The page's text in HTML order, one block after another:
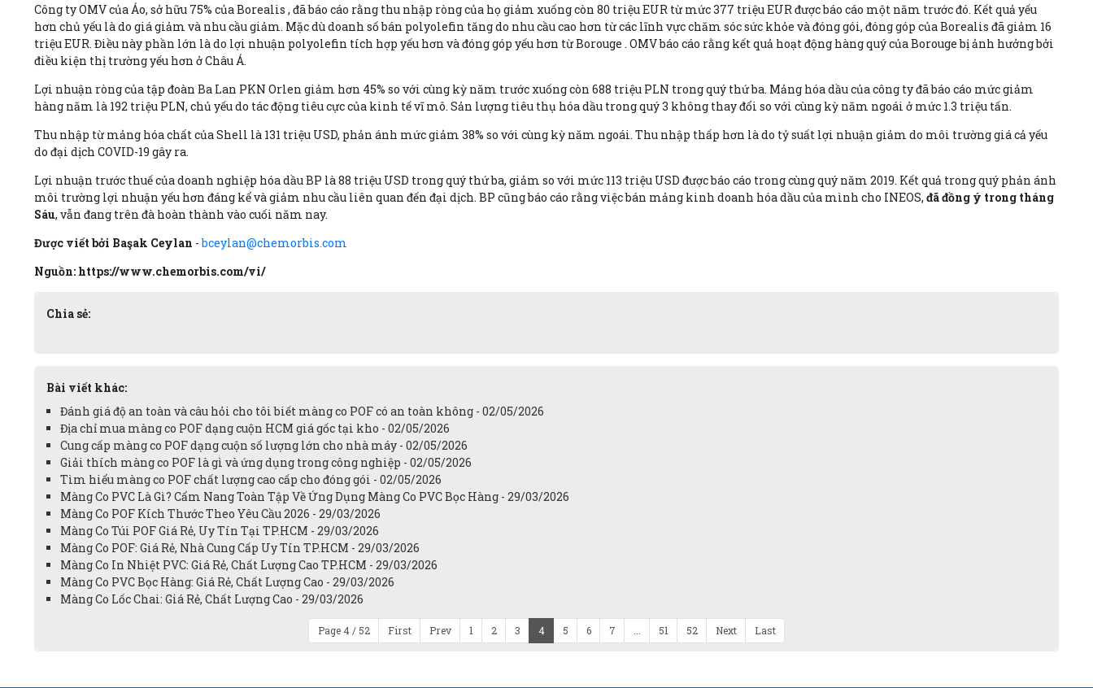
Công tyOMVcủa Áo, sở hữu 75% củaBorealis , đã báo cáo rằng thu nhập ròng của họ giảm xuống còn 80 triệu EUR từ mức 377 triệu EUR được báo cáo một năm trước đó. Kết quả yếu
hơn chủ yếu là do giá giảm và nhu cầu giảm. Mặc dù doanh số bán polyolefin tăng do nhu cầu cao hơn từ các lĩnh vực chăm sóc sức khỏe và đóng gói, đóng góp của Borealis đã giảm 16
triệu EUR. Điều này phần lớn là do lợi nhuận polyolefin tích hợp yếu hơn và đóng góp yếu hơn từBorouge . OMV báo cáo rằng kết quả hoạt động hàng quý của Borouge bị ảnh hưởng bởi
điều kiện thị trường yếu hơn ở Châu Á.
Lợi nhuận ròng của tập đoàn Ba Lan PKN Orlen giảm hơn 45% so với cùng kỳ năm trước xuống còn 688 triệu PLN trong quý thứ ba. Mảng hóa dầu của công ty đã báo cáo mức giảm
hàng năm là 192 triệu PLN, chủ yếu do tác động tiêu cực của kinh tế vĩ mô. Sản lượng tiêu thụ hóa dầu trong quý 3 không thay đổi so với cùng kỳ năm ngoái ở mức 1.3 triệu tấn.
Thu nhập từ mảng hóa chất củaShell là 131 triệu USD, phản ánh mức giảm 38% so với cùng kỳ năm ngoái. Thu nhập thấp hơn là do tỷ suất lợi nhuận giảm do môi trường giá cả yếu
do đại dịch COVID-19 gây ra.
Lợi nhuận trước thuế của doanh nghiệp hóa dầuBP là 88 triệu USD trong quý thứ ba, giảm so với mức 113 triệu USD được báo cáo trong cùng quý năm 2019. Kết quả trong quý phản ánh
môi trường lợi nhuận yếu hơn đáng kể và giảm nhu cầu liên quan đến đại dịch. BP cũng báo cáo rằng việc bán mảng kinh doanh hóa dầu của mình cho INEOS, đã đồng ý trong tháng
Sáu, vẫn đang trên đà hoàn thành vào cuối năm nay.
Được viết bởi Başak Ceylan -bceylan@chemorbis.com
Nguồn: https://www.chemorbis.com/vi/
Chia sẻ:
Bài viết khác:
Đánh giá độ an toàn và câu hỏi cho tôi biết màng co POF có an toàn không - 02/05/2026
Địa chỉ mua màng co POF dạng cuộn HCM giá gốc tại kho - 02/05/2026
Cung cấp màng co POF dạng cuộn số lượng lớn cho nhà máy - 02/05/2026
Giải thích màng co POF là gì và ứng dụng trong công nghiệp - 02/05/2026
Tìm hiểu màng co POF chất lượng cao cấp cho đóng gói - 02/05/2026
Màng Co PVC Là Gì? Cẩm Nang Toàn Tập Về Ứng Dụng Màng Co PVC Bọc Hàng - 29/03/2026
Màng Co POF Kích Thước Theo Yêu Cầu 2026 - 29/03/2026
Màng Co Túi POF Giá Rẻ, Uy Tín Tại TP.HCM - 29/03/2026
Màng Co POF: Giá Rẻ, Nhà Cung Cấp Uy Tín TP.HCM - 29/03/2026
Màng Co In Nhiệt PVC: Giá Rẻ, Chất Lượng Cao TP.HCM - 29/03/2026
Màng Co PVC Bọc Hàng: Giá Rẻ, Chất Lượng Cao - 29/03/2026
Màng Co Lốc Chai: Giá Rẻ, Chất Lượng Cao - 29/03/2026
Page 4 / 52 First Prev 1 2 3 4 5 6 7 51 52 Next Last